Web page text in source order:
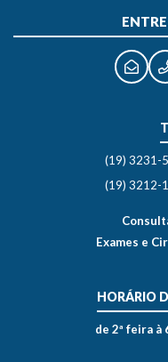
(19) 3231-
(19) 3212-
Exames e
HORÁRIO
de 2ª feira à